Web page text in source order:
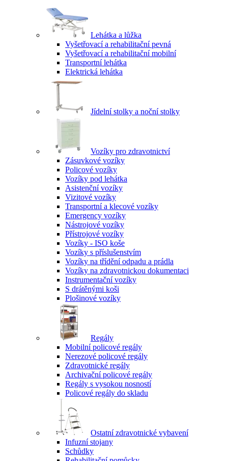
Lehátka a lůžka
Vyšetřovací a rehabilitační pevná
Vyšetřovací a rehabilitační mobilní
Transportní lehátka
Elektrická lehátka
Jídelní stolky a noční stolky
Vozíky pro zdravotnictví
Zásuvkové vozíky
Policové vozíky
Vozíky pod lehátka
Asistenční vozíky
Vizitové vozíky
Transportní a klecové vozíky
Emergency vozíky
Nástrojové vozíky
Přístrojové vozíky
Vozíky - ISO koše
Vozíky s příslušenstvím
Vozíky na třídění odpadu a prádla
Vozíky na zdravotnickou dokumentaci
Instrumentační vozíky
S drátěnými koši
Plošinové vozíky
Regály
Mobilní policové regály
Nerezové policové regály
Zdravotnické regály
Archivační policové regály
Regály s vysokou nosností
Policové regály do skladu
Ostatní zdravotnické vybavení
Infuzní stojany
Schůdky